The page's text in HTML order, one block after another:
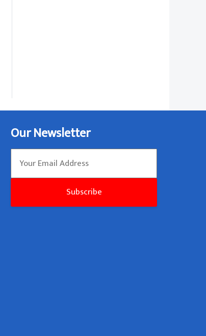
Our Newsletter
Subscribe